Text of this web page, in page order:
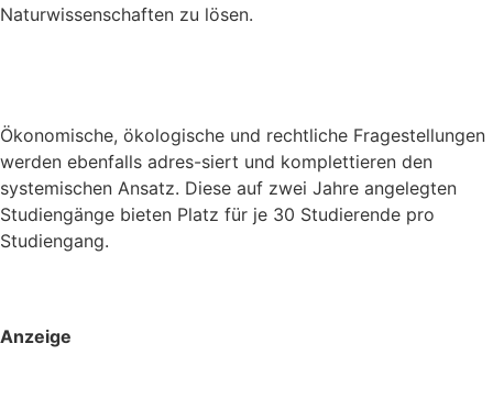
Naturwissenschaften zu lösen.
Ökonomische, ökologische und rechtliche Fragestellungen
werden ebenfalls adres-siert und komplettieren den
systemischen Ansatz. Diese auf zwei Jahre angelegten
Studiengänge bieten Platz für je 30 Studierende pro
Studiengang.
Anzeige